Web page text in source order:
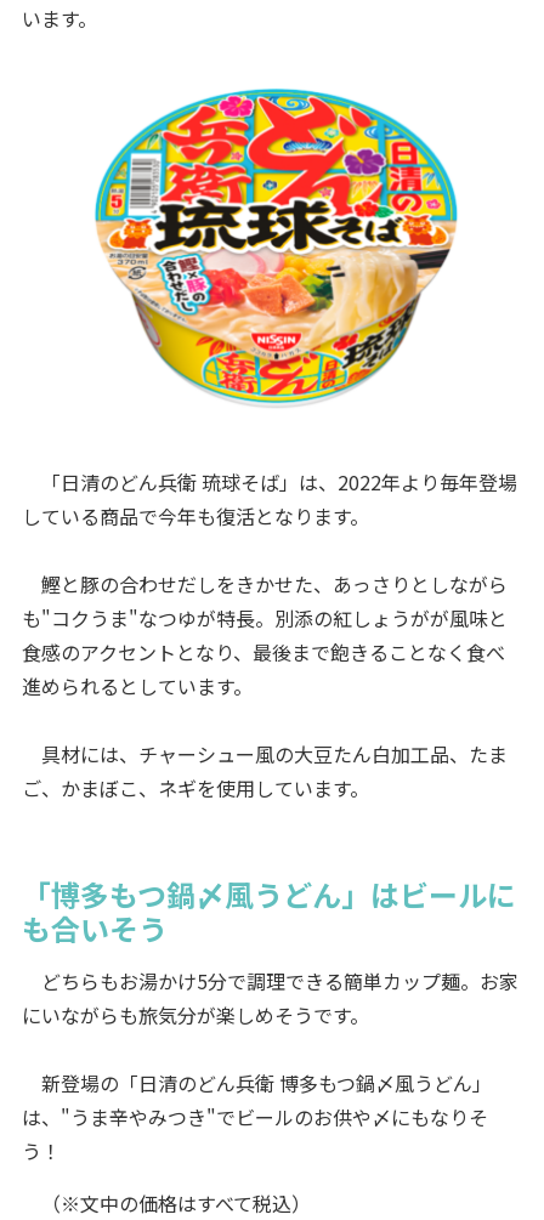
います。
「日清のどん兵衛 琉球そば」は、2022年より毎年登場
している商品で今年も復活となります。
鰹と豚の合わせだしをきかせた、あっさりとしながら
も"コクうま"なつゆが特長。別添の紅しょうがが風味と
食感のアクセントとなり、最後まで飽きることなく食べ
進められるとしています。
具材には、チャーシュー風の大豆たん白加工品、たま
ご、かまぼこ、ネギを使用しています。
「博多もつ鍋〆風うどん」はビールに
も合いそう
どちらもお湯かけ5分で調理できる簡単カップ麺。お家
にいながらも旅気分が楽しめそうです。
新登場の「日清のどん兵衛 博多もつ鍋〆風うどん」
は、"うま辛やみつき"でビールのお供や〆にもなりそ
う！
（※文中の価格はすべて税込）